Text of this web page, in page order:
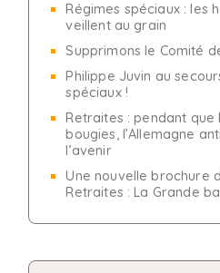
Régimes spéciaux : les
veillent au grain
Supprimons le Comité
Philippe Juvin au
spéciaux !
Retraites : pendant
bougies, l’Allemagne
l’avenir
Une nouvelle brochure
Retraites : La Grande